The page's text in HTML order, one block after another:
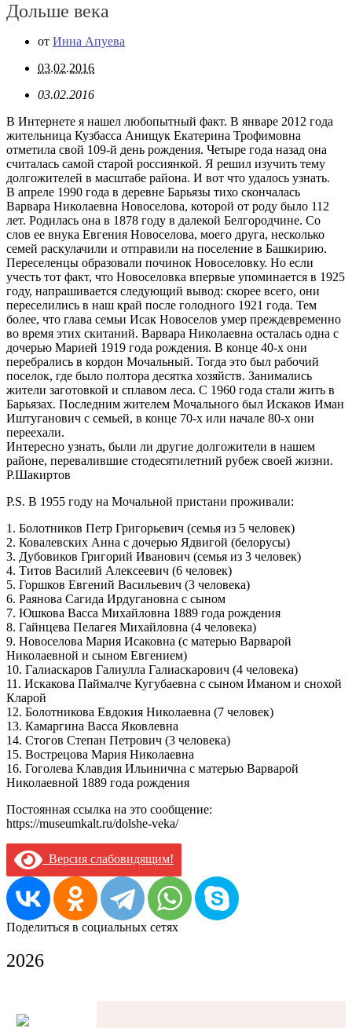
Дольше века
от Инна Апуева
03.02.2016
03.02.2016
В Интернете я нашел любопытный факт. В январе 2012 года
жительница Кузбасса Анищук Екатерина Трофимовна
отметила свой 109-й день рождения. Четыре года назад она
считалась самой старой россиянкой. Я решил изучить тему
долгожителей в масштабе района. И вот что удалось узнать.
В апреле 1990 года в деревне Барьязы тихо скончалась
Варвара Николаевна Новоселова, которой от роду было 112
лет. Родилась она в 1878 году в далекой Белгородчине. Со
слов ее внука Евгения Новоселова, моего друга, несколько
семей раскулачили и отправили на поселение в Башкирию.
Переселенцы образовали починок Новоселовку. Но если
учесть тот факт, что Новоселовка впервые упоминается в 1925
году, напрашивается следующий вывод: скорее всего, они
переселились в наш край после голодного 1921 года. Тем
более, что глава семьи Исак Новоселов умер преждевременно
во время этих скитаний. Варвара Николаевна осталась одна с
дочерью Марией 1919 года рождения. В конце 40-х они
перебрались в кордон Мочальный. Тогда это был рабочий
поселок, где было полтора десятка хозяйств. Занимались
жители заготовкой и сплавом леса. С 1960 года стали жить в
Барьязах. Последним жителем Мочального был Искаков Иман
Иштуганович с семьей, в конце 70-х или начале 80-х они
переехали.
Интересно узнать, были ли другие долгожители в нашем
районе, перевалившие стодесятилетний рубеж своей жизни.
Р.Шакиртов
P.S. В 1955 году на Мочальной пристани проживали:
1. Болотников Петр Григорьевич (семья из 5 человек)
2. Ковалевских Анна с дочерью Ядвигой (белорусы)
3. Дубовиков Григорий Иванович (семья из 3 человек)
4. Титов Василий Алексеевич (6 человек)
5. Горшков Евгений Васильевич (3 человека)
6. Раянова Сагида Ирдугановна с сыном
7. Юшкова Васса Михайловна 1889 года рождения
8. Гайнцева Пелагея Михайловна (4 человека)
9. Новоселова Мария Исаковна (с матерью Варварой
Николаевной и сыном Евгением)
10. Галиаскаров Галиулла Галиаскарович (4 человека)
11. Искакова Паймалче Кугубаевна с сыном Иманом и снохой
Кларой
12. Болотникова Евдокия Николаевна (7 человек)
13. Камаргина Васса Яковлевна
14. Стогов Степан Петрович (3 человека)
15. Вострецова Мария Николаевна
16. Гоголева Клавдия Ильинична с матерью Варварой
Николаевной 1889 года рождения
Постоянная ссылка на это сообщение:
https://museumkalt.ru/dolshe-veka/
Версия слабовидящим!
Поделиться в социальных сетях
2026